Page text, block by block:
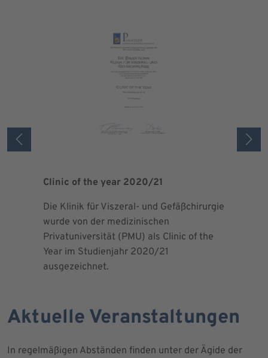
Clinic of the year 2020/21
Die Klinik für Viszeral- und Gefäßchirurgie
wurde von der medizinischen
Privatuniversität (PMU) als Clinic of the
Year im Studienjahr 2020/21
ausgezeichnet.
Aktuelle Veranstaltungen
In regelmäßigen Abständen finden unter der Ägide der